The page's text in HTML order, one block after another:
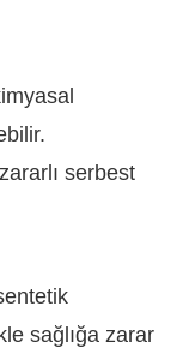
serbest
sağlığa zarar